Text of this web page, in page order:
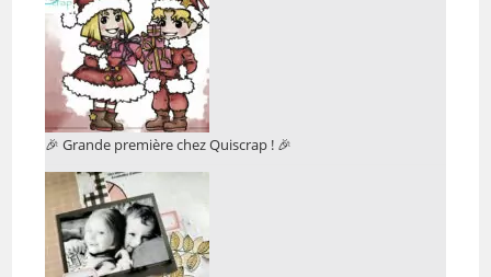
🎉 Grande première chez Quiscrap ! 🎉